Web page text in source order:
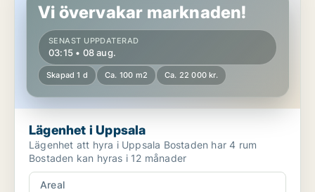
Vi övervakar marknaden!
SENAST UPPDATERAD
03:15 • 08 aug.
Skapad 1 d Ca. 100 m2 Ca. 22 000 kr.
Lägenhet i Uppsala
Lägenhet att hyra i Uppsala Bostaden har 4 rum
Bostaden kan hyras i 12 månader
Areal